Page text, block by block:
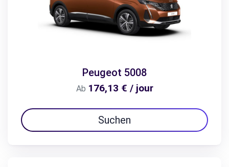
Peugeot 5008
Ab 176,13 € / jour
Suchen